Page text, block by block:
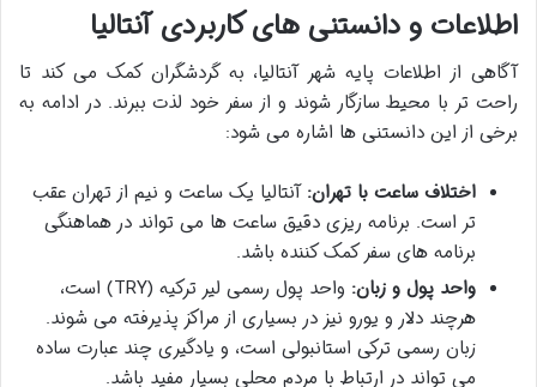
اطلاعات و دانستنی های کاربردی آنتالیا
آگاهی از اطلاعات پایه شهر آنتالیا، به گردشگران کمک می کند تا
راحت تر با محیط سازگار شوند و از سفر خود لذت ببرند. در ادامه به
برخی از این دانستنی ها اشاره می شود:
اختلاف ساعت با تهران: آنتالیا یک ساعت و نیم از تهران عقب
تر است. برنامه ریزی دقیق ساعت ها می تواند در هماهنگی
برنامه های سفر کمک کننده باشد.
واحد پول و زبان:
واحد پول رسمی لیر ترکیه (TRY) است،
هرچند دلار و یورو نیز در بسیاری از مراکز پذیرفته می شوند.
زبان رسمی ترکی استانبولی است، و یادگیری چند عبارت ساده
می تواند در ارتباط با مردم محلی بسیار مفید باشد.